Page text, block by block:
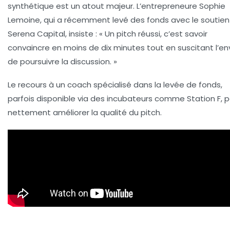
synthétique est un atout majeur. L’entrepreneure Sophie
Lemoine, qui a récemment levé des fonds avec le
Serena Capital, insiste : « Un pitch réussi, c’est savoir
convaincre en moins de dix minutes tout en suscitant
de poursuivre la discussion. »
Le recours à un coach spécialisé dans la levée de fonds,
parfois disponible via des incubateurs comme Station F,
nettement améliorer la qualité du pitch.